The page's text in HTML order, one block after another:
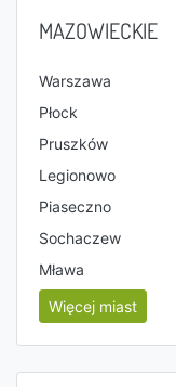
MAZOWIECKIE
Warszawa
Płock
Pruszków
Legionowo
Piaseczno
Sochaczew
Mława
Więcej miast